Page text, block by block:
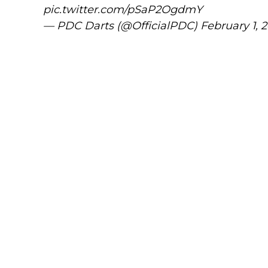
pic.twitter.com/pSaP2OgdmY
— PDC Darts (@OfficialPDC) February 1,